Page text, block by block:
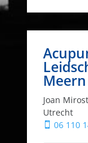
Meern
Joan
Utrecht
 06 110